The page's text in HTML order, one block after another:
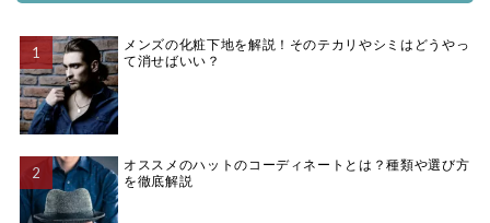
メンズの化粧下地を解説！そのテカリやシミはどうやっ
て消せばいい？
オススメのハットのコーディネートとは？種類や選び方
を徹底解説